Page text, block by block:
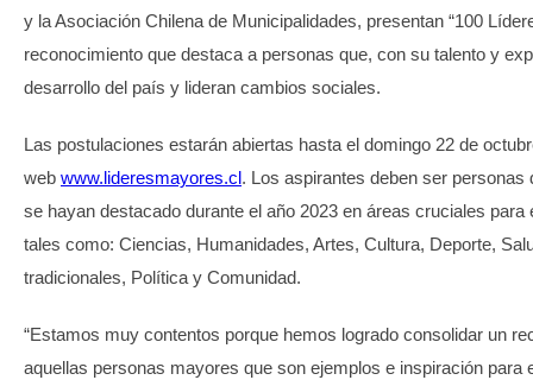
y la Asociación Chilena de Municipalidades, presentan “100
reconocimiento que destaca a personas que, con su talento y
desarrollo del país y lideran cambios sociales.
Las postulaciones estarán abiertas hasta el domingo 22 de
web www.lideresmayores.cl. Los aspirantes deben ser
se hayan destacado durante el año 2023 en áreas cruciales para
tales como: Ciencias, Humanidades, Artes, Cultura, Deporte,
tradicionales, Política y Comunidad.
“Estamos muy contentos porque hemos logrado consolidar un
aquellas personas mayores que son ejemplos e inspiración para